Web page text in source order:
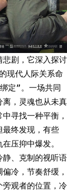
悲剧，它深入探讨
现代人际关系命
定”。一场共同
离，灵魂也从未真
寻找一种平衡，
最终发现，有些
压抑中爆发。
静、克制的视听语
冷，节奏舒缓，
旁观者的位置，冷